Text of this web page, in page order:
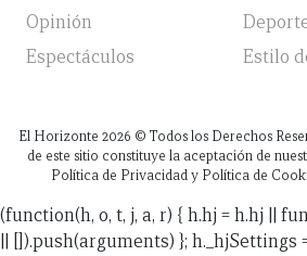
Opinión
Espectáculos
Estilo
El Horizonte 2026 © Todos los Derechos
de este sitio constituye la aceptación de
Política de Privacidad y Política de
(function(h, o, t, j, a, r) { h.hj = h.hj ||
|| []).push(arguments) }; h._hjSettings